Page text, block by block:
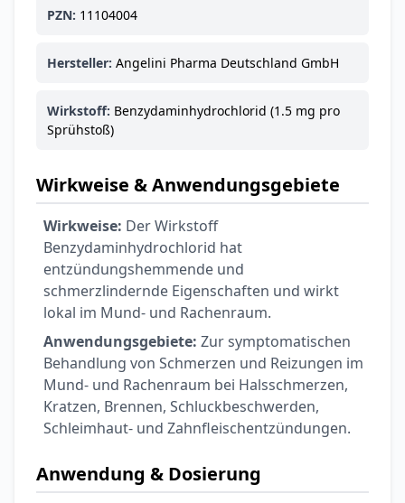
PZN: 11104004
Hersteller: Angelini Pharma Deutschland GmbH
Wirkstoff: Benzydaminhydrochlorid (1.5 mg pro
Sprühstoß)
Wirkweise & Anwendungsgebiete
Wirkweise: Der Wirkstoff
Benzydaminhydrochlorid hat
entzündungshemmende und
schmerzlindernde Eigenschaften und wirkt
lokal im Mund- und Rachenraum.
Anwendungsgebiete: Zur symptomatischen
Behandlung von Schmerzen und Reizungen im
Mund- und Rachenraum bei Halsschmerzen,
Kratzen, Brennen, Schluckbeschwerden,
Schleimhaut- und Zahnfleischentzündungen.
Anwendung & Dosierung